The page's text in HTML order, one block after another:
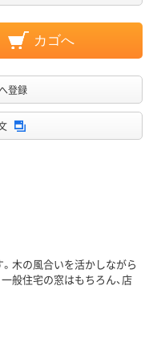
カゴへ
登録
木の風合いを活かしながら
般住宅の窓はもちろん、店